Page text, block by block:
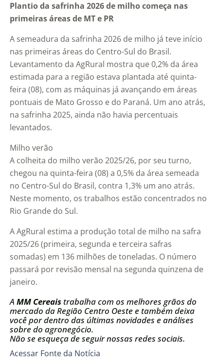
Plantio da safrinha 2026 de milho começa nas
primeiras áreas de MT e PR
A semeadura da safrinha 2026 de milho já teve início
nas primeiras áreas do Centro-Sul do Brasil.
Levantamento da AgRural mostra que 0,2% da área
estimada para a região estava plantada até quinta-
feira (08), com as máquinas já avançando em áreas
pontuais de Mato Grosso e do Paraná. Um ano atrás,
na safrinha 2025, ainda não havia percentuais
levantados.
Milho verão
A colheita do milho verão 2025/26, por seu turno,
chegou na quinta-feira (08) a 0,5% da área semeada
no Centro-Sul do Brasil, contra 1,3% um ano atrás.
Neste momento, os trabalhos estão concentrados no
Rio Grande do Sul.
A AgRural estima a produção total de milho na safra
2025/26 (primeira, segunda e terceira safras
somadas) em 136 milhões de toneladas. O número
passará por revisão mensal na segunda quinzena de
janeiro.
A MM Cereais trabalha com os melhores grãos do
mercado da Região Centro Oeste e também deixa
você por dentro das últimas novidades e análises
sobre do agronegócio.
Não se esqueça de seguir nossas redes sociais.
Acessar Fonte da Notícia